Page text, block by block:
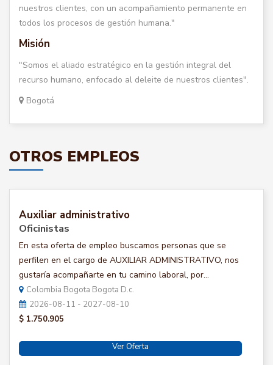
nuestros clientes, con un acompañamiento permanente en
todos los procesos de gestión humana."
Misión
"Somos el aliado estratégico en la gestión integral del
recurso humano, enfocado al deleite de nuestros clientes".
Bogotá
OTROS EMPLEOS
Auxiliar administrativo
Oficinistas
En esta oferta de empleo buscamos personas que se
perfilen en el cargo de AUXILIAR ADMINISTRATIVO, nos
gustaría acompañarte en tu camino laboral, por...
Colombia Bogota Bogota D.c.
2026-08-11 - 2027-08-10
$ 1.750.905
Ver Oferta